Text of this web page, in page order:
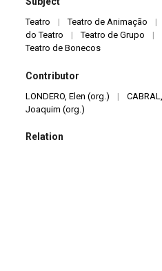
Teatro | Teatro de Animação |
do Teatro
| Teatro de Grupo |
Teatro de Bonecos
Contributor
LONDERO, Elen (org.) |
Joaquim (org.)
Relation